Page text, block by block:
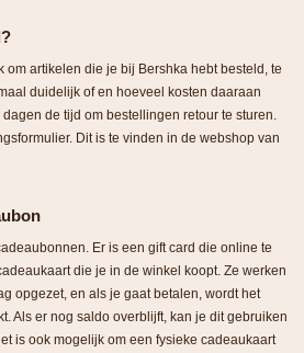
om artikelen die je bij Bershka hebt besteld, te
duidelijk of en hoeveel kosten daaraan
de tijd om bestellingen retour te sturen.
Dit is te vinden in de webshop van
Er is een gift card die online te
die je in de winkel koopt. Ze werken
opgezet, en als je gaat betalen, wordt het
Als er nog saldo overblijft, kan je dit gebruiken
is ook mogelijk om een fysieke cadeaukaart